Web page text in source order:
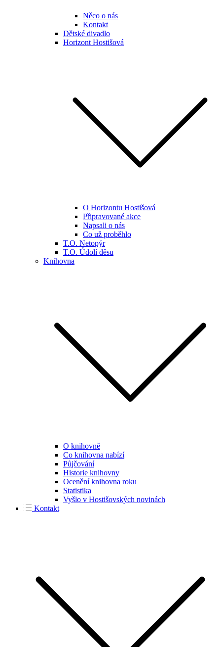
Něco o nás
Kontakt
Dětské divadlo
Horizont Hostišová
O Horizontu Hostišová
Připravované akce
Napsali o nás
Co už proběhlo
T.O. Netopýr
T.O. Údolí děsu
Knihovna
O knihovně
Co knihovna nabízí
Půjčování
Historie knihovny
Ocenění knihovna roku
Statistika
Vyšlo v Hostišovských novinách
Kontakt